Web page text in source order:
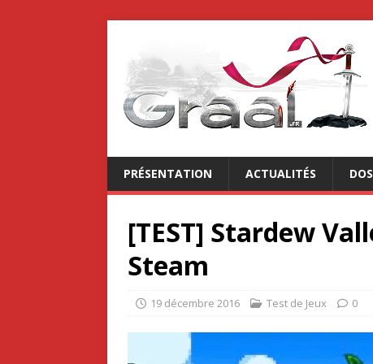
PRÉSENTATION ACTUALITÉS
[TEST] Stardew
Steam
19 décembre 2016 Test de Jeux 0